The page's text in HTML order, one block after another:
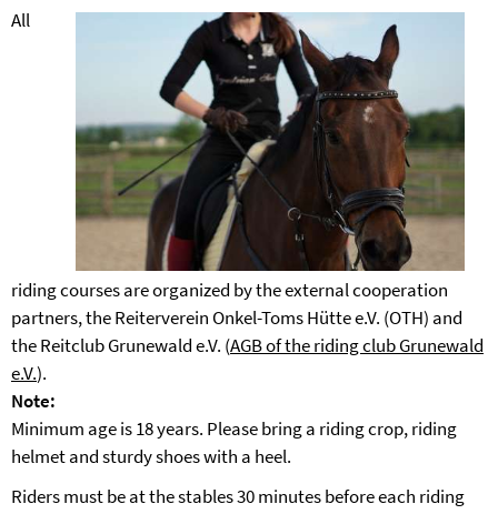
All
riding courses are organized by the external cooperation
partners, the Reiterverein Onkel-Toms Hütte e.V. (OTH) and
the Reitclub Grunewald e.V. (AGB of the riding club Grunewald
e.V.).
Note:
Minimum age is 18 years. Please bring a riding crop, riding
helmet and sturdy shoes with a heel.
Riders must be at the stables 30 minutes before each riding